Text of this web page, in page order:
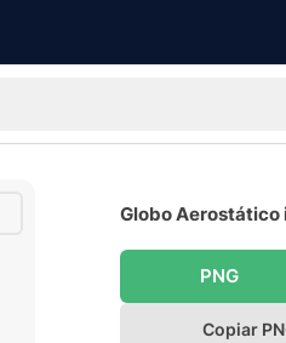
Globo Aerostático
PNG
Copiar